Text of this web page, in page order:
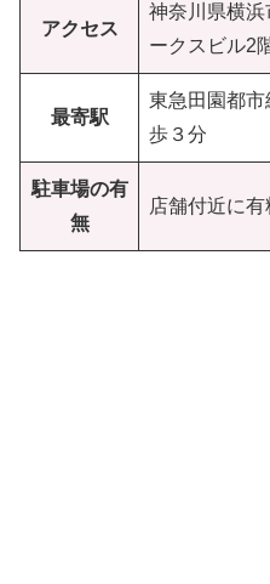
アクセス
神奈川県横
ークスビル2
最寄駅
東急田園都
歩３分
駐車場の有
無
店舗付近に